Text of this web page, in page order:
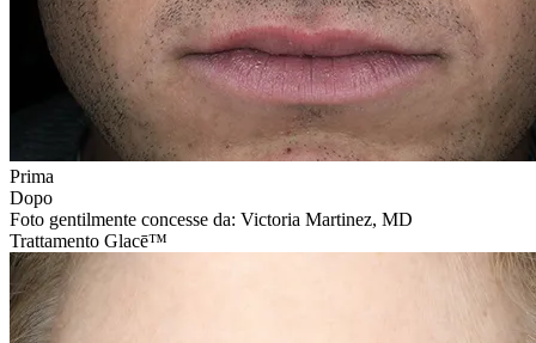
Prima
Dopo
Foto gentilmente concesse da: Victoria Martinez, MD
Trattamento Glacē™